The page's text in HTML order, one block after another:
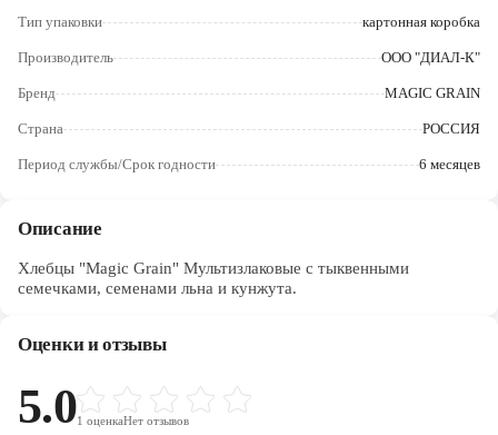
Тип упаковки картонная коробка
Производитель ООО "ДИАЛ-К"
Бренд MAGIC GRAIN
Страна РОССИЯ
Период службы/Срок годности 6 месяцев
Описание
Хлебцы "Magic Grain" Мультизлаковые с тыквенными
семечками, семенами льна и кунжута.
Оценки и отзывы
5.01 оценкаНет отзывов